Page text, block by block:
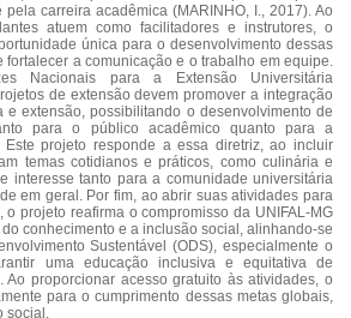
carreira acadêmica (MARINHO, I., 2017). Ao
atuem como facilitadores e instrutores, o
única para o desenvolvimento dessas
fortalecer a comunicação e o trabalho em equipe.
Nacionais para a Extensão Universitária
de extensão devem promover a integração
e extensão, possibilitando o desenvolvimento de
para o público acadêmico quanto para a
Este projeto responde a essa diretriz, ao incluir
temas cotidianos e práticos, como culinária e
interesse tanto para a comunidade universitária
em geral. Por fim, ao abrir suas atividades para
o projeto reafirma o compromisso da UNIFAL-MG
conhecimento e a inclusão social, alinhando-se
Sustentável (ODS), especialmente o
uma educação inclusiva e equitativa de
Ao proporcionar acesso gratuito às atividades, o
para o cumprimento dessas metas globais,
social.